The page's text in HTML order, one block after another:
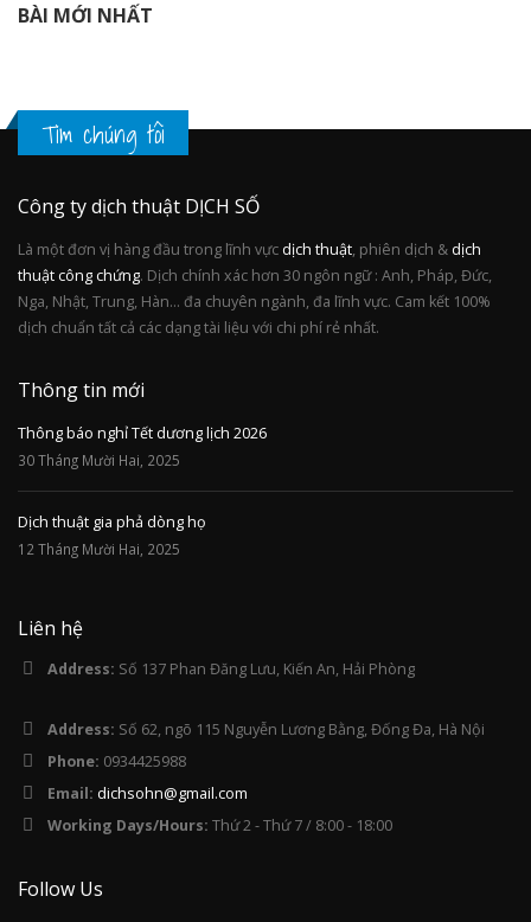
BÀI MỚI NHẤT
Tìm chúng tôi
Công ty dịch thuật DỊCH SỐ
Là một đơn vị hàng đầu trong lĩnh vực dịch thuật, phiên dịch & dịch
thuật công chứng. Dịch chính xác hơn 30 ngôn ngữ : Anh, Pháp, Đức,
Nga, Nhật, Trung, Hàn... đa chuyên ngành, đa lĩnh vực. Cam kết 100%
dịch chuẩn tất cả các dạng tài liệu với chi phí rẻ nhất.
Thông tin mới
Thông báo nghỉ Tết dương lịch 2026
30 Tháng Mười Hai, 2025
Dịch thuật gia phả dòng họ
12 Tháng Mười Hai, 2025
Liên hệ
Address: Số 137 Phan Đăng Lưu, Kiến An, Hải Phòng
Address: Số 62, ngõ 115 Nguyễn Lương Bằng, Đống Đa, Hà Nội
Phone: 0934425988
Email: dichsohn@gmail.com
Working Days/Hours: Thứ 2 - Thứ 7 / 8:00 - 18:00
Follow Us